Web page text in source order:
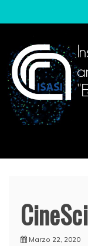
to
ISASIInstitute of
Marzo 22, 2020